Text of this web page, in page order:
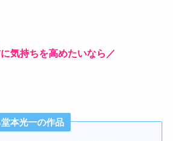
気持ちを高めたいなら／
本光一の作品